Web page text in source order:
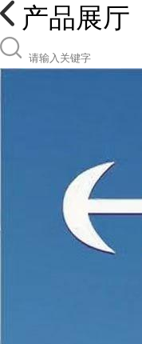
产品展厅